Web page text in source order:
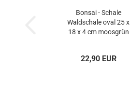
Bonsai - Schale
Waldschale oval 25 x
18 x 4 cm moosgrün
22,90 EUR